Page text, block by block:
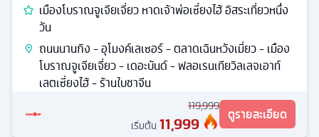
เมืองโบราณจูเจียเจี่ยว หาดเจ้าพ่อเซี่ยงไฮ้ อิสระเที่ยวหนึ่ง
วัน
ถนนนานกิง - อุโมงค์เลเซอร์ - ตลาดเฉินหวังเมี่ยว - เมือง
โบราณจูเจียเจี่ยว - เดอะบันด์ - ฟลอเรนเทียวิลเลจเอาท์
เลตเซี่ยงไฮ้ - ร้านใบชาจีน
119,999
เริ่มต้น 11,999 ดูรายละเอียด